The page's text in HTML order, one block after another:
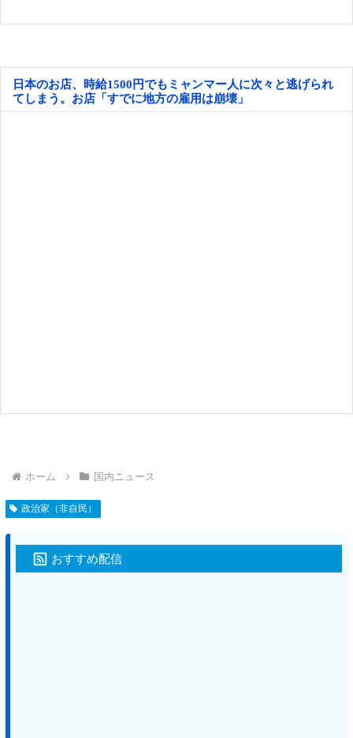
日本のお店、時給1500円でもミャンマー人に次々と逃げられ
てしまう。お店「すでに地方の雇用は崩壊」
ホーム 国内ニュース
政治家（非自民）
おすすめ配信